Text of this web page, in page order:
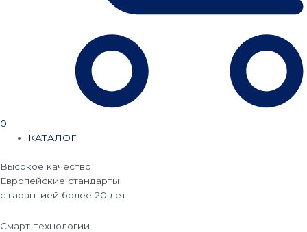
0
КАТАЛОГ
Высокое качество
Европейские стандарты
с гарантией более 20 лет
Смарт-технологии